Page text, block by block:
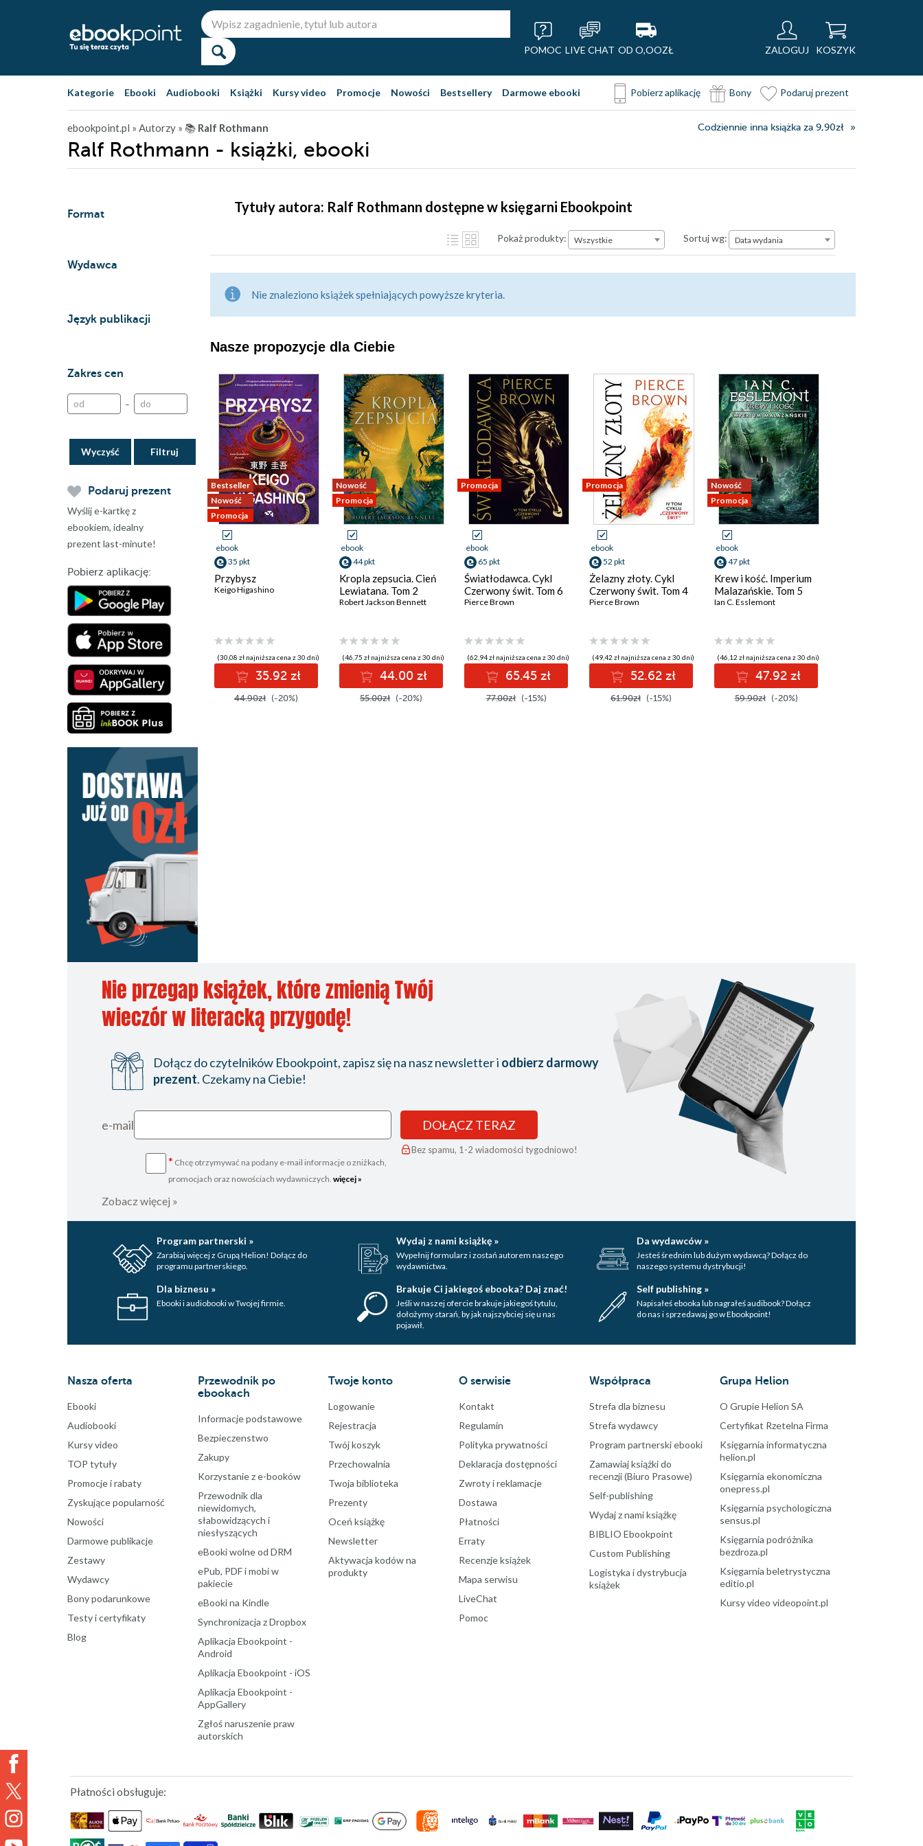
POMOC LIVE CHAT OD O,OOZŁ ZALOGUJ KOSZYK
Kategorie Ebooki Audiobooki Książki Kursy video Promocje Nowości Bestsellery Darmowe ebooki Pobierz aplikację Bony Podaruj prezent
ebookpoint.pl » Autorzy » 📚 Ralf Rothmann Codziennie inna książka za 9,90zł
Ralf Rothmann - książki, ebooki
Format
Wydawca
Język publikacji
Zakres cen
–
Wyczyść
Podaruj prezent
Wyślij e-kartkę z
ebookiem, idealny
prezent last-minute!
Pobierz aplikację:
Tytuły autora: Ralf Rothmann dostępne w księgarni Ebookpoint
Pokaż produkty: Wszystkie Sortuj wg:Data wydania
Data wydania
Nie znaleziono książek spełniających powyższe kryteria.
Nasze propozycje dla Ciebie
Bestseller
Nowość
Promocja
ebook
35 pkt
Przybysz
Keigo Higashino
(30,08 zł najniższa cena z 30 dni)
35.92 zł
44.90zł (-20%)
Nowość
Promocja
ebook
44 pkt
Kropla zepsucia. Cień
Lewiatana. Tom 2
Robert Jackson Bennett
(46,75 zł najniższa cena z 30 dni)
44.00 zł
55.00zł (-20%)
Promocja
ebook
65 pkt
Światłodawca. Cykl
Czerwony świt. Tom 6
Pierce Brown
(62,94 zł najniższa cena z 30 dni)
65.45 zł
77.00zł (-15%)
Promocja
ebook
52 pkt
Żelazny złoty. Cykl
Czerwony świt. Tom 4
Pierce Brown
(49,42 zł najniższa cena z 30 dni)
52.62 zł
61.90zł (-15%)
Nowość
Promocja
ebook
47 pkt
Krew i kość. Imperium
Malazańskie. Tom 5
Ian C. Esslemont
(46,12 zł najniższa cena z 30 dni)
47.92 zł
59.90zł (-20%)
Nie przegap książek, które zmienią Twój
wieczór w literacką przygodę!
Dołącz do czytelników Ebookpoint, zapisz się na nasz newsletter i odbierz darmowy
prezent. Czekamy na Ciebie!
e-mail
* Chcę otrzymywać na podany e-mail informacje o zniżkach,
promocjach oraz nowościach wydawniczych. więcej »
DOŁĄCZ TERAZ
Bez spamu, 1-2 wiadomości tygodniowo!
Zobacz więcej »
Program partnerski »
Zarabiaj więcej z Grupą Helion! Dołącz do
programu partnerskiego.
Wydaj z nami książkę »
Wypełnij formularz i zostań autorem naszego
wydawnictwa.
Da wydawców »
Jesteś średnim lub dużym wydawcą? Dołącz do
naszego systemu dystrybucji!
Dla biznesu »
Ebooki i audiobooki w Twojej firmie.
Brakuje Ci jakiegoś ebooka? Daj znać!
Jeśli w naszej ofercie brakuje jakiegoś tytulu,
dołożymy starań, by jak najszybciej się u nas
pojawił.
Self publishing »
Napisałeś ebooka lub nagrałeś audibook? Dołącz
do nas i sprzedawaj go w Ebookpoint!
Nasza oferta
Ebooki
Audiobooki
Kursy video
TOP tytuły
Promocje i rabaty
Zyskujące popularność
Nowości
Darmowe publikacje
Zestawy
Wydawcy
Bony podarunkowe
Testy i certyfikaty
Blog
Przewodnik po
ebookach
Informacje podstawowe
Bezpieczenstwo
Zakupy
Korzystanie z e-booków
Przewodnik dla
niewidomych,
słabowidzących i
niesłyszących
eBooki wolne od DRM
ePub, PDF i mobi w
pakiecie
eBooki na Kindle
Synchronizacja z Dropbox
Aplikacja Ebookpoint -
Android
Aplikacja Ebookpoint - iOS
Aplikacja Ebookpoint -
AppGallery
Zgłoś naruszenie praw
autorskich
Twoje konto
Logowanie
Rejestracja
Twój koszyk
Przechowalnia
Twoja biblioteka
Prezenty
Oceń książkę
Newsletter
Aktywacja kodów na
produkty
O serwisie
Kontakt
Regulamin
Polityka prywatności
Deklaracja dostępności
Zwroty i reklamacje
Dostawa
Płatności
Erraty
Recenzje książek
Mapa serwisu
LiveChat
Pomoc
Współpraca
Strefa dla biznesu
Strefa wydawcy
Program partnerski ebooki
Zamawiaj książki do
recenzji (Biuro Prasowe)
Self-publishing
Wydaj z nami książkę
BIBLIO Ebookpoint
Custom Publishing
Logistyka i dystrybucja
książek
Grupa Helion
O Grupie Helion SA
Certyfikat Rzetelna Firma
Księgarnia informatyczna
helion.pl
Księgarnia ekonomiczna
onepress.pl
Księgarnia psychologiczna
sensus.pl
Księgarnia podróżnika
bezdroza.pl
Księgarnia beletrystyczna
editio.pl
Kursy video videopoint.pl
Płatności obsługuje: